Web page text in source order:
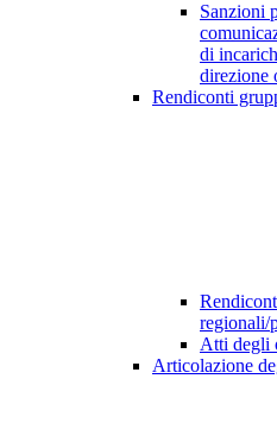
Sanzioni
di
direzione
Rendiconti
regionali/
Atti degli
Articolazione